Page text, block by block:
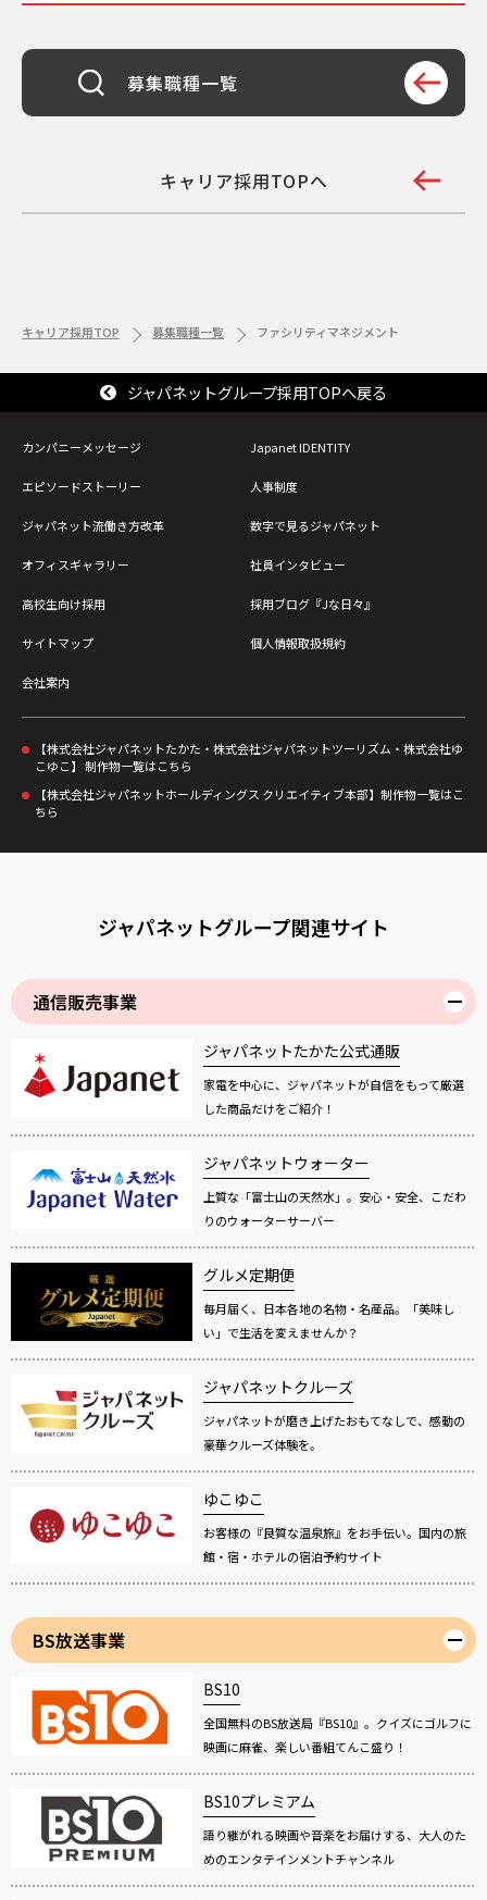
今すぐに勤務できないのですが、応募できま
すか
0120-441-
ジャパネットグループ 採用デスク
0120-314-252
（受付時間：9:00～18:00）※土日祝・年末年始を
除く
募集職種一覧
キャリア採用TOPへ
キャリア採用TOP 募集職種一覧 ファシリティマネジメント
ジャパネットグループ採用TOPへ戻る
カンパニーメッセージ Japanet IDENTITY
エピソードストーリー 人事制度
ジャパネット流働き方改革 数字で見るジャパネット
オフィスギャラリー 社員インタビュー
高校生向け採用 採用ブログ『Jな日々』
サイトマップ 個人情報取扱規約
会社案内
【株式会社ジャパネットたかた・株式会社ジャパネットツーリズム・株式会社ゆ
こゆこ】 制作物一覧はこちら
【株式会社ジャパネットホールディングス クリエイティブ本部】制作物一覧はこ
ちら
ジャパネットグループ関連サイト
通信販売事業
ジャパネットたかた公式通販
家電を中心に、ジャパネットが自信をもって厳選
した商品だけをご紹介！
ジャパネットウォーター
上質な「富士山の天然水」。安心・安全、こだわ
りのウォーターサーバー
グルメ定期便
毎月届く、日本各地の名物・名産品。「美味し
い」で生活を変えませんか？
ジャパネットクルーズ
ジャパネットが磨き上げたおもてなしで、感動の
豪華クルーズ体験を。
ゆこゆこ
お客様の『良質な温泉旅』をお手伝い。国内の旅
館・宿・ホテルの宿泊予約サイト
BS放送事業
BS10
全国無料のBS放送局『BS10』。クイズにゴルフに
映画に麻雀、楽しい番組てんこ盛り！
BS10プレミアム
語り継がれる映画や音楽をお届けする、大人のた
めのエンタテインメントチャンネル